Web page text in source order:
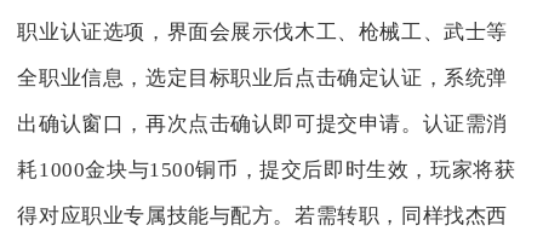
职业认证选项，界面会展示伐木工、枪械工、武士等
全职业信息，选定目标职业后点击确定认证，系统弹
出确认窗口，再次点击确认即可提交申请。认证需消
耗1000金块与1500铜币，提交后即时生效，玩家将获
得对应职业专属技能与配方。若需转职，同样找杰西